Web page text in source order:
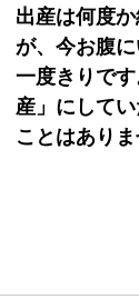
出産は何度
が、今お腹
一度きりで
産」にして
ことはありま